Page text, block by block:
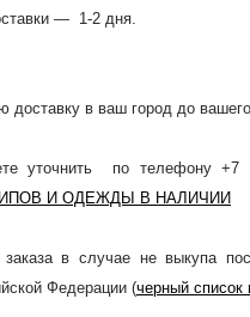
— 1-2 дня.
в ваш город до
уточнить по телефону
И ОДЕЖДЫ В НАЛИЧИИ
в случае не выкупа
Федерации (черный список